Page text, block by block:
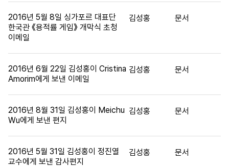
2016년 5월 8일 싱가포르 대표단
한국관 《용적률 게임》 개막식 초청
이메일
김성홍 문서
2016년 6월 22일 김성홍이 Cristina
Amorim에게 보낸 이메일
김성홍 문서
2016년 8월 31일 김성홍이 Meichu
Wu에게 보낸 편지
김성홍 문서
2016년 5월 31일 김성홍이 정진열
교수에게 보낸 감사편지
김성홍 문서